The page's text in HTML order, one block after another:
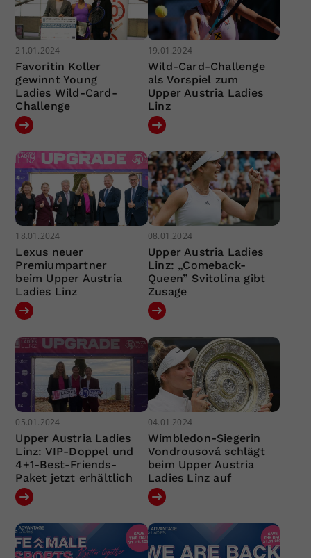
21.01.2024
Favoritin Koller
gewinnt Young
Ladies Wild-Card-
Challenge
19.01.2024
Wild-Card-Challenge
als Vorspiel zum
Upper Austria Ladies
Linz
18.01.2024
Lexus neuer
Premiumpartner
beim Upper Austria
Ladies Linz
08.01.2024
Upper Austria Ladies
Linz: „Comeback-
Queen” Svitolina gibt
Zusage
05.01.2024
Upper Austria Ladies
Linz: VIP-Doppel und
4+1-Best-Friends-
Paket jetzt erhältlich
04.01.2024
Wimbledon-Siegerin
Vondrousová schlägt
beim Upper Austria
Ladies Linz auf